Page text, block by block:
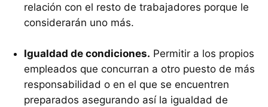
relación con el resto de trabajadores porque le
considerarán uno más.
Igualdad de condiciones. Permitir a los propios
empleados que concurran a otro puesto de más
responsabilidad o en el que se encuentren
preparados asegurando así la igualdad de